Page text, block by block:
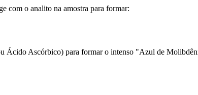
com o analito na amostra para formar:
Ácido Ascórbico) para formar o intenso "Azul de